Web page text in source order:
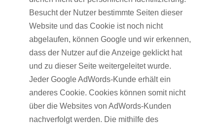
Besucht der Nutzer bestimmte Seiten dieser
Website und das Cookie ist noch nicht
abgelaufen, können Google und wir erkennen,
dass der Nutzer auf die Anzeige geklickt hat
und zu dieser Seite weitergeleitet wurde.
Jeder Google AdWords-Kunde erhält ein
anderes Cookie. Cookies können somit nicht
über die Websites von AdWords-Kunden
nachverfolgt werden. Die mithilfe des